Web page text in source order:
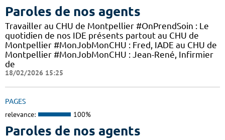
Paroles de nos agents
Travailler au CHU de Montpellier #OnPrendSoin : Le
quotidien de nos IDE présents partout au CHU de
Montpellier #MonJobMonCHU : Fred, IADE au CHU de
Montpellier #MonJobMonCHU : Jean-René, Infirmier
de
18/02/2026 15:25
PAGES
relevance: 100%
Paroles de nos agents